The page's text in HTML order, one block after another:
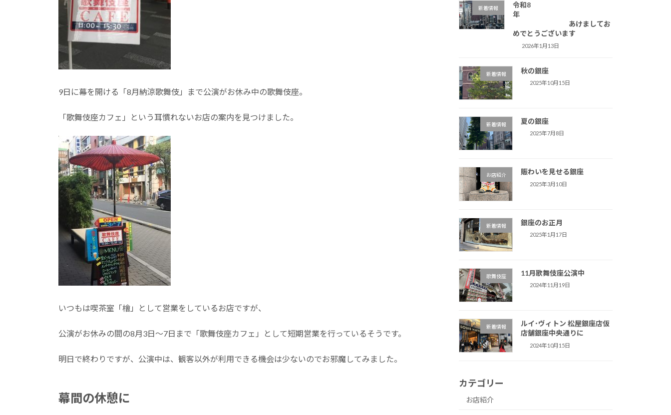
9日に幕を開ける「8月納涼歌舞伎」まで公演がお休み中の歌舞伎座。
「歌舞伎座カフェ」という耳慣れないお店の案内を見つけました。
いつもは喫茶室「檜」として営業をしているお店ですが、
公演がお休みの間の8月3日～7日まで「歌舞伎座カフェ」として短期営業を行っているそうです。
明日で終わりですが、公演中は、観客以外が利用できる機会は少ないのでお邪魔してみました。
幕間の休憩に
新着情報
令和8
年
あけましてお
めでとうございます
2026年1月13日
新着情報 秋の銀座
2025年10月15日
新着情報 夏の銀座
2025年7月8日
お店紹介 賑わいを見せる銀座
2025年3月10日
新着情報 銀座のお正月
2025年1月17日
歌舞伎座 11月歌舞伎座公演中
2024年11月19日
新着情報
ルイ･ヴィトン 松屋銀座店仮
店舗銀座中央通りに
2024年10月15日
カテゴリー
お店紹介